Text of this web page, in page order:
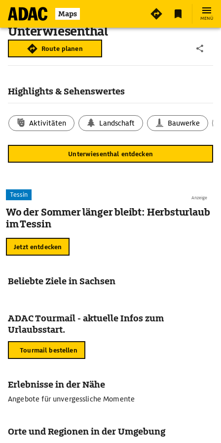
Maps MENÜ
Unterwiesenthal
Route planen
Highlights & Sehenswertes
Aktivitäten Landschaft Bauwerke
Unterwiesenthal entdecken
Anzeige
Tessin
Wo der Sommer länger bleibt: Herbsturlaub
im Tessin
Jetzt entdecken
Beliebte Ziele in Sachsen
ADAC Tourmail - aktuelle Infos zum
Urlaubsstart.
Tourmail bestellen
Erlebnisse in der Nähe
Angebote für unvergessliche Momente
Orte und Regionen in der Umgebung